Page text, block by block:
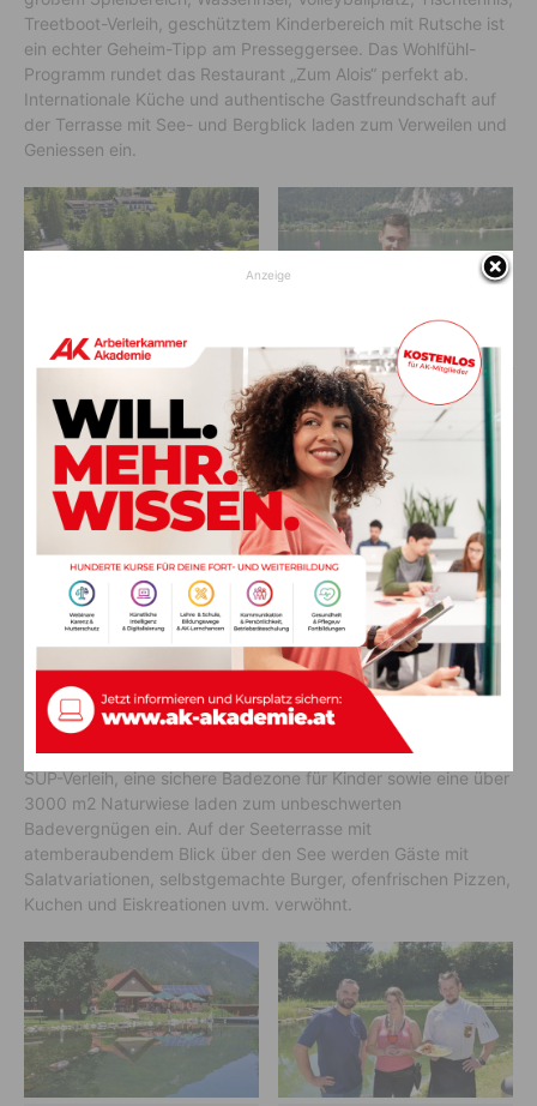
Treetboot-Verleih, geschütztem Kinderbereich mit Rutsche ist
ein echter Geheim-Tipp am Presseggersee. Das Wohlfühl-
Programm rundet das Restaurant „Zum Alois“ perfekt ab.
Internationale Küche und authentische Gastfreundschaft auf
der Terrasse mit See- und Bergblick laden zum Verweilen und
Geniessen ein.
Das Strandbad Passriach betreibt der
Samerhof aus Tröpolach – am Foto
Junior-Chef Marcel Wassertheurer
Strandbad Passriach
An der Südseite des Pressegger Sees direkt am Schilfgürtel
bietet das Strandbad Passriach Badevergnügen mit Wow-
Faktor! BetreiberChristian Wassertheurer sorgt für All-
Inklusive-Gäste seines Tröpolacher Hotels „Samerhof“ und für
alle Gäste und Einheimische für außergewöhnliches
Badevergnügen mit barrierefreiem Zugang. Die Badeplattform
mit dem Gefühl des im Wasser schweben, eine Steganlage mit
mehreren Einstiegen, ein kleiner Sprungturm, Tretboot und
SUP-Verleih, eine sichere Badezone für Kinder sowie eine über
3000 m2 Naturwiese laden zum unbeschwerten
Badevergnügen ein. Auf der Seeterrasse mit
atemberaubendem Blick über den See werden Gäste mit
Salatvariationen, selbstgemachte Burger, ofenfrischen Pizzen,
Kuchen und Eiskreationen uvm. verwöhnt.
Anzeige